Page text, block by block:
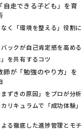
自走できる子ども」を育
なく「環境を整える」役割に
ックが自己肯定感を高める
を共有するコツ
師が「勉強のやり方」を
ずきの原因」をプロが分析
リキュラムで「成功体験」
る徹底した進捗管理とモチ